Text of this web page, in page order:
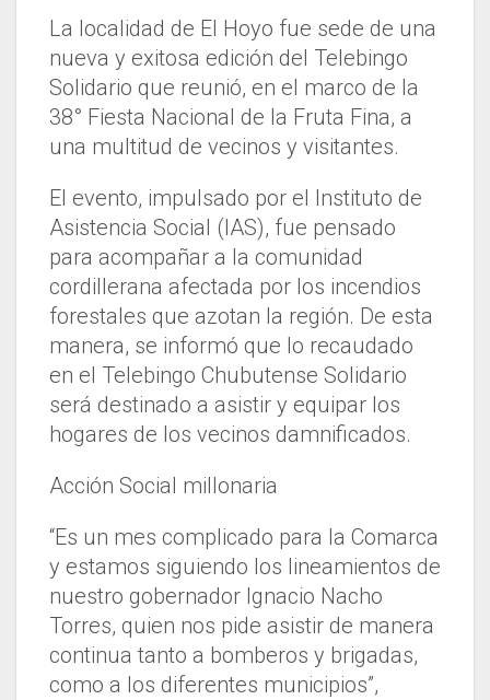
La localidad de El Hoyo fue sede de una
nueva y exitosa edición del Telebingo
Solidario que reunió, en el marco de la
38° Fiesta Nacional de la Fruta Fina, a
una multitud de vecinos y visitantes.
El evento, impulsado por el Instituto de
Asistencia Social (IAS), fue pensado
para acompañar a la comunidad
cordillerana afectada por los incendios
forestales que azotan la región. De esta
manera, se informó que lo recaudado
en el Telebingo Chubutense Solidario
será destinado a asistir y equipar los
hogares de los vecinos damnificados.
Acción Social millonaria
“Es un mes complicado para la Comarca
y estamos siguiendo los lineamientos de
nuestro gobernador Ignacio Nacho
Torres, quien nos pide asistir de manera
continua tanto a bomberos y brigadas,
como a los diferentes municipios”,